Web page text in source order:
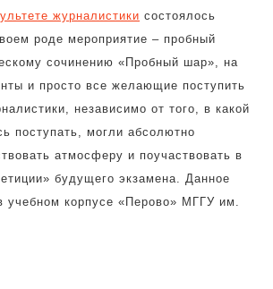
журналистики состоялось
роде мероприятие – пробный
сочинению «Пробный шар», на
и просто все желающие поступить
независимо от того, в какой
поступать, могли абсолютно
атмосферу и поучаствовать в
будущего экзамена. Данное
учебном корпусе «Перово» МГГУ им.